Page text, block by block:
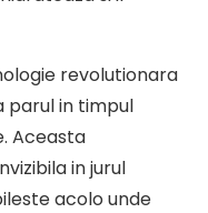
revolutionara
parul in timpul
Aceasta
in jurul
acolo unde